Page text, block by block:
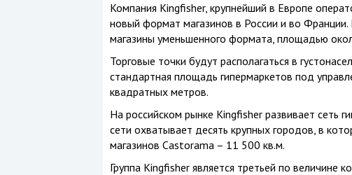
Компания Kingfisher, крупнейший в Европе
новый формат магазинов в России и во
магазины уменьшенного формата, площадью
Торговые точки будут располагаться в
стандартная площадь гипермаркетов под
квадратных метров.
На российском рынке Kingfisher развивает сеть
сети охватывает десять крупных городов, в
магазинов Castorama – 11 500 кв.м.
Группа Kingfisher является третьей по величине